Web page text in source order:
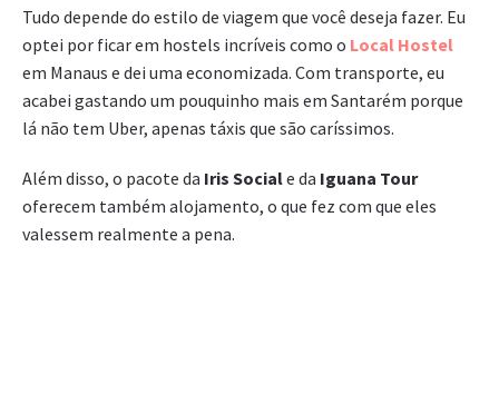
Tudo depende do estilo de viagem que você deseja fazer. Eu
optei por ficar em hostels incríveis como o Local Hostel
em Manaus e dei uma economizada. Com transporte, eu
acabei gastando um pouquinho mais em Santarém porque
lá não tem Uber, apenas táxis que são caríssimos.
Além disso, o pacote da Iris Sociale da Iguana Tour
oferecem também alojamento, o que fez com que eles
valessem realmente a pena.